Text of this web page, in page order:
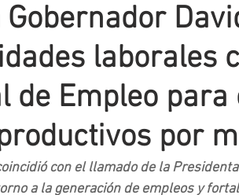
laborales
de Empleo
por
con el llamado de la
a la generación de empleos y